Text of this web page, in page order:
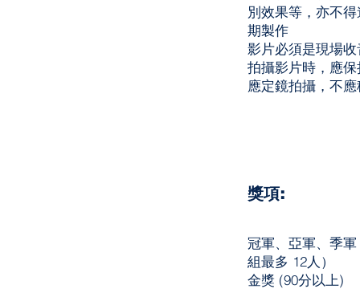
別效果等，亦不
期製作
影片必須是現場
拍攝影片時，應保
應定鏡拍攝，不
獎項:
冠軍、亞軍、季
組最多 12人）
金獎 (90分以上)